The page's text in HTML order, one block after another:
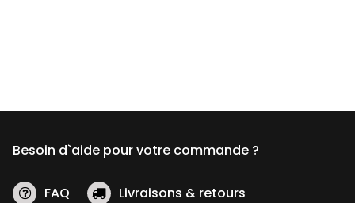
peuvent
choisies
la
Besoin d`aide pour votre commande ?
FAQ
Livraisons & retours